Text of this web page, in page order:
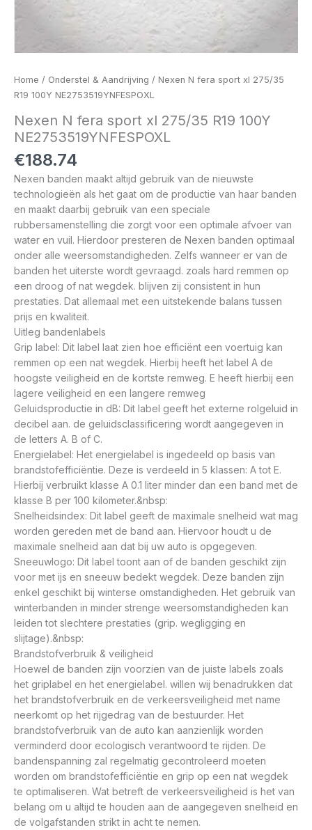
Home / Onderstel & Aandrijving / Nexen N fera sport xl 275/35
R19 100Y NE2753519YNFESPOXL
Nexen N fera sport xl 275/35 R19 100Y
NE2753519YNFESPOXL
€188.74
Nexen banden maakt altijd gebruik van de nieuwste
technologieën als het gaat om de productie van haar banden
en maakt daarbij gebruik van een speciale
rubbersamenstelling die zorgt voor een optimale afvoer van
water en vuil. Hierdoor presteren de Nexen banden optimaal
onder alle weersomstandigheden. Zelfs wanneer er van de
banden het uiterste wordt gevraagd. zoals hard remmen op
een droog of nat wegdek. blijven zij consistent in hun
prestaties. Dat allemaal met een uitstekende balans tussen
prijs en kwaliteit.
Uitleg bandenlabels
Grip label: Dit label laat zien hoe efficiënt een voertuig kan
remmen op een nat wegdek. Hierbij heeft het label A de
hoogste veiligheid en de kortste remweg. E heeft hierbij een
lagere veiligheid en een langere remweg
Geluidsproductie in dB: Dit label geeft het externe rolgeluid in
decibel aan. de geluidsclassificering wordt aangegeven in
de letters A. B of C.
Energielabel: Het energielabel is ingedeeld op basis van
brandstofefficiëntie. Deze is verdeeld in 5 klassen: A tot E.
Hierbij verbruikt klasse A 0.1 liter minder dan een band met de
klasse B per 100 kilometer.&nbsp:
Snelheidsindex: Dit label geeft de maximale snelheid wat mag
worden gereden met de band aan. Hiervoor houdt u de
maximale snelheid aan dat bij uw auto is opgegeven.
Sneeuwlogo: Dit label toont aan of de banden geschikt zijn
voor met ijs en sneeuw bedekt wegdek. Deze banden zijn
enkel geschikt bij winterse omstandigheden. Het gebruik van
winterbanden in minder strenge weersomstandigheden kan
leiden tot slechtere prestaties (grip. wegligging en
slijtage).&nbsp:
Brandstofverbruik & veiligheid
Hoewel de banden zijn voorzien van de juiste labels zoals
het griplabel en het energielabel. willen wij benadrukken dat
het brandstofverbruik en de verkeersveiligheid met name
neerkomt op het rijgedrag van de bestuurder. Het
brandstofverbruik van de auto kan aanzienlijk worden
verminderd door ecologisch verantwoord te rijden. De
bandenspanning zal regelmatig gecontroleerd moeten
worden om brandstofefficiëntie en grip op een nat wegdek
te optimaliseren. Wat betreft de verkeersveiligheid is het van
belang om u altijd te houden aan de aangegeven snelheid en
de volgafstanden strikt in acht te nemen.